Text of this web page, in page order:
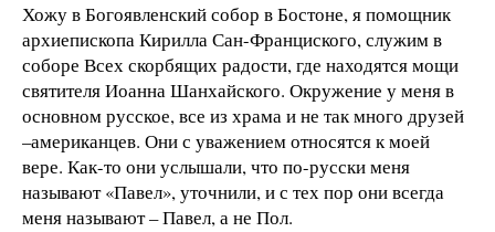
Хожу в Богоявленский собор в Бостоне, я помощник
архиепископа Кирилла Сан-Франциского, служим в
соборе Всех скорбящих радости, где находятся мощи
святителя Иоанна Шанхайского. Окружение у меня в
основном русское, все из храма и не так много друзей
–американцев. Они с уважением относятся к моей
вере. Как-то они услышали, что по-русски меня
называют «Павел», уточнили, и с тех пор они всегда
меня называют – Павел, а не Пол.